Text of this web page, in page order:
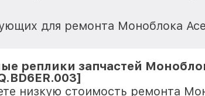
для ремонта Моноблока
реплики запчастей
низкую стоимость ремонта